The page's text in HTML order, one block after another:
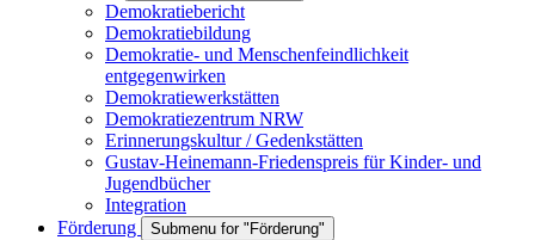
Demokratiebericht
Demokratiebildung
Demokratie- und Menschenfeindlichkeit
entgegenwirken
Demokratiewerkstätten
Demokratiezentrum NRW
Erinnerungskultur / Gedenkstätten
Gustav-Heinemann-Friedenspreis für Kinder- und
Jugendbücher
Integration
Förderung
Submenu for "Förderung"